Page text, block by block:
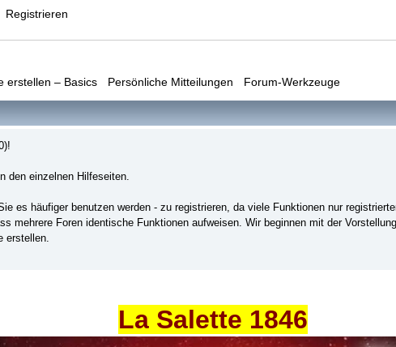
Registrieren
erstellen – Basics Persönliche Mitteilungen Forum-Werkzeuge
den einzelnen Hilfeseiten.
es häufiger benutzen werden - zu registrieren, da viele Funktionen nur
mehrere Foren identische Funktionen aufweisen. Wir beginnen mit der
erstellen.
La Salette 1846